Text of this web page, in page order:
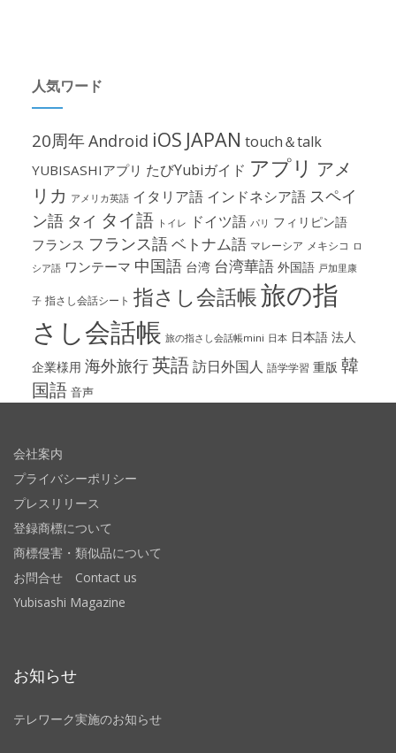
人気ワード
20周年Android iOS JAPAN touch＆talk
YUBISASHIアプリ たびYubiガイド アプリ アメ
リカ アメリカ英語 イタリア語 インドネシア語 スペイ
ン語 タイ タイ語 トイレ ドイツ語 パリ フィリピン語
フランス フランス語ベトナム語 マレーシア メキシコ ロ
シア語 ワンテーマ 中国語 台湾 台湾華語 外国語 戸加里康
子 指さし会話シート 指さし会話帳旅の指
さし会話帳 旅の指さし会話帳mini 日本 日本語 法人
企業様用 海外旅行英語訪日外国人 語学学習 重版 韓
国語 音声
会社案内
プライバシーポリシー
プレスリリース
登録商標について
商標侵害・類似品について
お問合せ Contact us
Yubisashi Magazine
お知らせ
テレワーク実施のお知らせ